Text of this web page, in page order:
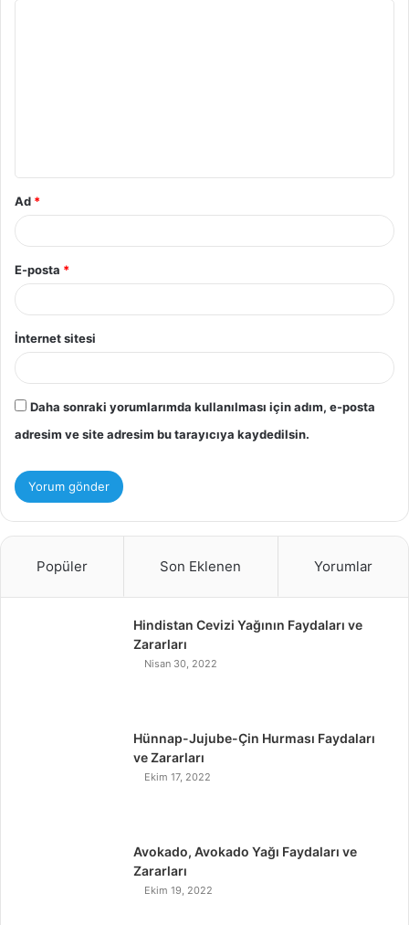
Ad *
E-posta *
İnternet sitesi
Daha sonraki yorumlarımda kullanılması için adım, e-posta
adresim ve site adresim bu tarayıcıya kaydedilsin.
Popüler Son Eklenen Yorumlar
Hindistan Cevizi Yağının Faydaları ve
Zararları
Nisan 30, 2022
Hünnap-Jujube-Çin Hurması Faydaları
ve Zararları
Ekim 17, 2022
Avokado, Avokado Yağı Faydaları ve
Zararları
Ekim 19, 2022